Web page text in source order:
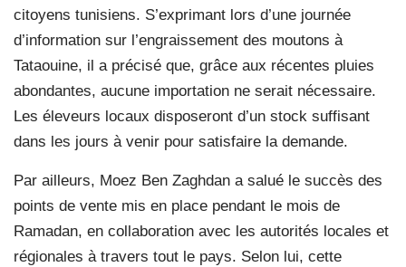
citoyens tunisiens. S’exprimant lors d’une journée
d’information sur l’engraissement des moutons à
Tataouine, il a précisé que, grâce aux récentes pluies
abondantes, aucune importation ne serait nécessaire.
Les éleveurs locaux disposeront d’un stock suffisant
dans les jours à venir pour satisfaire la demande.
Par ailleurs, Moez Ben Zaghdan a salué le succès des
points de vente mis en place pendant le mois de
Ramadan, en collaboration avec les autorités locales et
régionales à travers tout le pays. Selon lui, cette